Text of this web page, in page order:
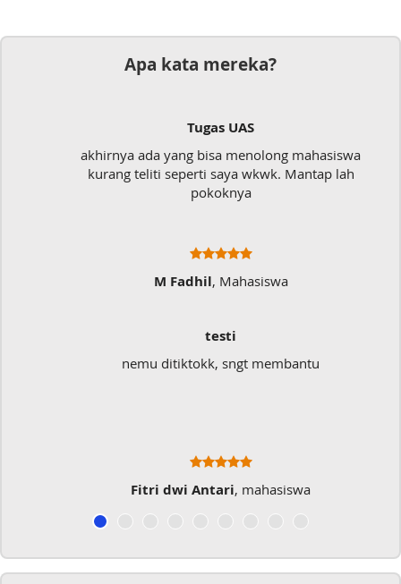
Apa kata mereka?
Tugas UAS
akhirnya ada yang bisa menolong mahasiswa
kurang teliti seperti saya wkwk. Mantap lah
pokoknya
M Fadhil, Mahasiswa
nemu ditiktokk, sngt membantu
Fitri dwi Antari , mahasiswa